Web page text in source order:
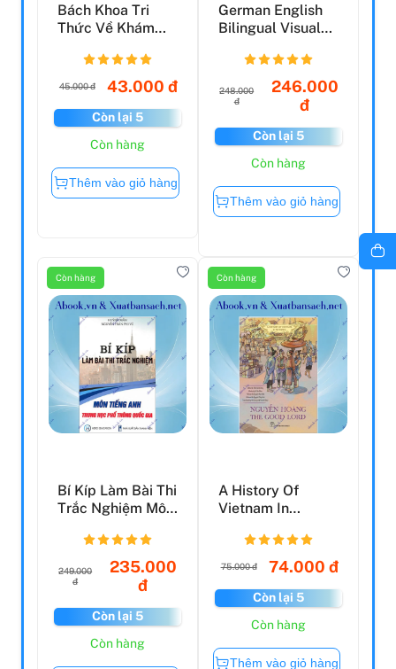
Bách Khoa Tri
Thức Về Khám
Trẻ Em...
45.000 đ 43.000 đ
Còn lại 5
Còn hàng
Thêm vào giỏ hàng
German English
Bilingual Visual
248.000
đ
246.000
đ
Còn lại 5
Còn hàng
Thêm vào giỏ hàng
Còn hàng
Bí Kíp Làm Bài Thi
Trắc Nghiệm Môn
Trung...
249.000
đ
235.000
đ
Còn lại 5
Còn hàng
Còn hàng
A History Of
Vietnam In
Colour) - Ngu...
75.000 đ 74.000 đ
Còn lại 5
Còn hàng
Thêm vào giỏ hàng